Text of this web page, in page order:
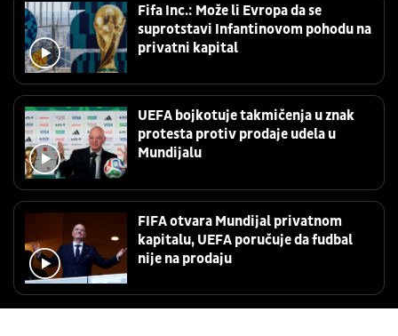
Fifa Inc.: Može li Evropa da se
suprotstavi Infantinovom pohodu na
privatni kapital
UEFA bojkotuje takmičenja u znak
protesta protiv prodaje udela u
Mundijalu
FIFA otvara Mundijal privatnom
kapitalu, UEFA poručuje da fudbal
nije na prodaju